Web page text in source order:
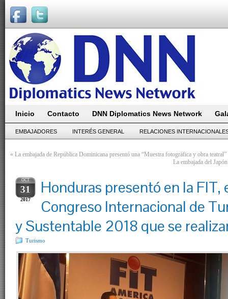
Inicio Contacto DNN Diplomatics News Network
EMBAJADORES INTERÉS GENERAL RELACIONES
« La embajada de República Dominicana presentó una “Muestra fotográfica y obra
La embajada del
OCT
31
2017
Honduras presentó en la FIT,
Congreso Internacional de
y Sustentable 2018 que se
Turismo